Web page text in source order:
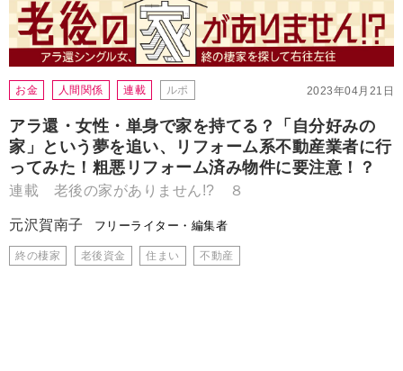
2023年04月21日
お金 人間関係 連載 ルポ
アラ還・女性・単身で家を持てる？「自分好みの
家」という夢を追い、リフォーム系不動産業者に行
ってみた！粗悪リフォーム済み物件に要注意！？
連載 老後の家がありません!? ８
元沢賀南子 フリーライター・編集者
終の棲家 老後資金 住まい 不動産